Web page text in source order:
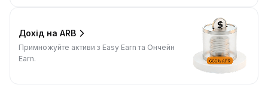
Дохід на ARB
Примножуйте активи з Easy Earn та Ончейн
Earn.